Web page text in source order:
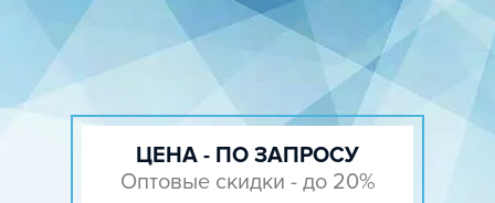
ЦЕНА - ПО ЗАПРОСУ
Оптовые скидки - до 20%